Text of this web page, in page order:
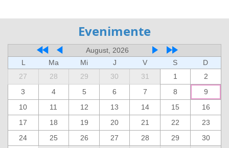
Evenimente
August, 2026
L
Ma Mi J V S
D
27
28 29 30 31 1
2
3
4 5 6 7 8
9
10
11 12 13 14 15
16
17
18 19 20 21 22
23
24
25 26 27 28 29
30